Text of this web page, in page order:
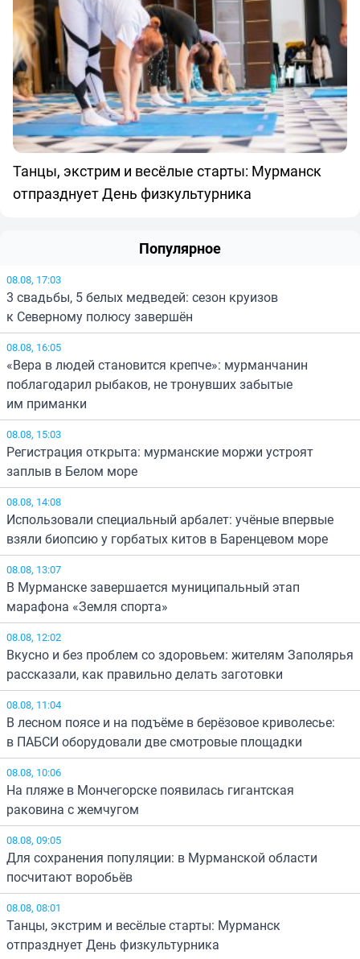
Танцы, экстрим и весёлые старты: Мурманск
отпразднует День физкультурника
Популярное
08.08, 17:03
3 свадьбы, 5 белых медведей: сезон круизов
к Северному полюсу завершён
08.08, 16:05
«Вера в людей становится крепче»: мурманчанин
поблагодарил рыбаков, не тронувших забытые
им приманки
08.08, 15:03
Регистрация открыта: мурманские моржи устроят
заплыв в Белом море
08.08, 14:08
Использовали специальный арбалет: учёные впервые
взяли биопсию у горбатых китов в Баренцевом море
08.08, 13:07
В Мурманске завершается муниципальный этап
марафона «Земля спорта»
08.08, 12:02
Вкусно и без проблем со здоровьем: жителям Заполярья
рассказали, как правильно делать заготовки
08.08, 11:04
В лесном поясе и на подъёме в берёзовое криволесье:
в ПАБСИ оборудовали две смотровые площадки
08.08, 10:06
На пляже в Мончегорске появилась гигантская
раковина с жемчугом
08.08, 09:05
Для сохранения популяции: в Мурманской области
посчитают воробьёв
08.08, 08:01
Танцы, экстрим и весёлые старты: Мурманск
отпразднует День физкультурника